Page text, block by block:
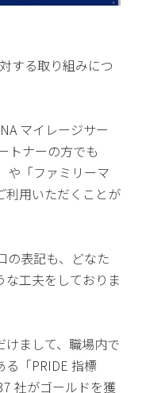
する取り組みにつ
マイレージサー
トナーの方でも
や「ファミリーマ
利用いただくことが
の表記も、どなた
工夫をしておりま
けまして、職場内で
「PRIDE 指標
社がゴールドを獲